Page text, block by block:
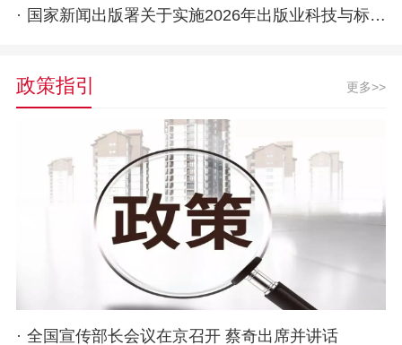
· 国家新闻出版署关于实施2026年出版业科技与标准创新项目的通知
政策指引 更多>>
· 全国宣传部长会议在京召开 蔡奇出席并讲话